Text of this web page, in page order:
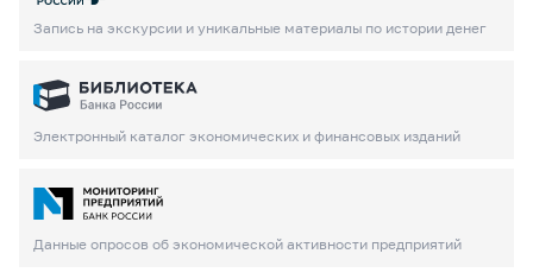
Запись на экскурсии и уникальные материалы по истории денег
Электронный каталог экономических и финансовых изданий
Данные опросов об экономической активности предприятий